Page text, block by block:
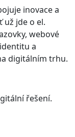
inovace a
už jde o el.
webové
a
digitálním trhu.
řešení.